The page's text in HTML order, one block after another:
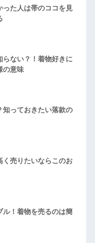
った人は帯のココを見
らない？！着物好きに
の意味
知っておきたい落款の
く売りたいならこのお
ル！着物を売るのは簡